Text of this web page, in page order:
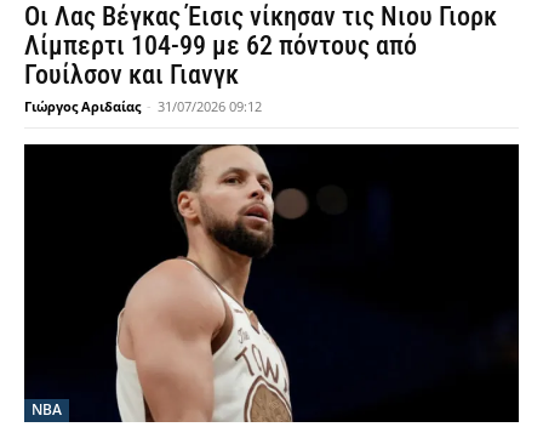
Οι Λας Βέγκας Έισις νίκησαν τις Νιου Γιορκ
Λίμπερτι 104-99 με 62 πόντους από
Γουίλσον και Γιανγκ
Γιώργος Αριδαίας - 31/07/2026 09:12
NBA